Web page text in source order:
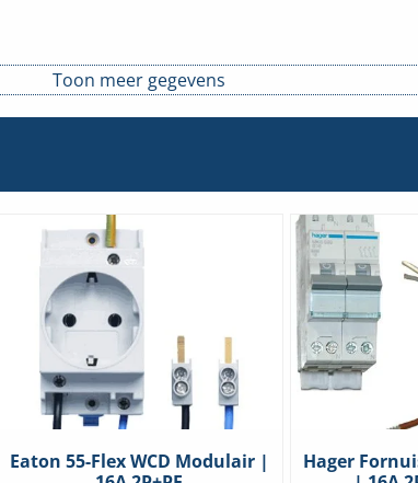
Toon meer gegevens
Eaton 55-Flex WCD Modulair |
Hager